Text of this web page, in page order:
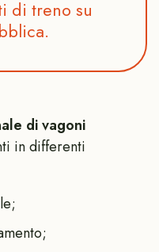
di treno su
di vagoni
in differenti